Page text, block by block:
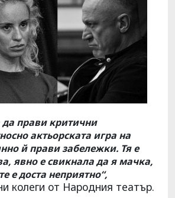
да прави критични
актьорската игра на
й прави забележки. Тя е
явно е свикнала да я мачка,
е доста неприятно“,
колеги от Народния театър.